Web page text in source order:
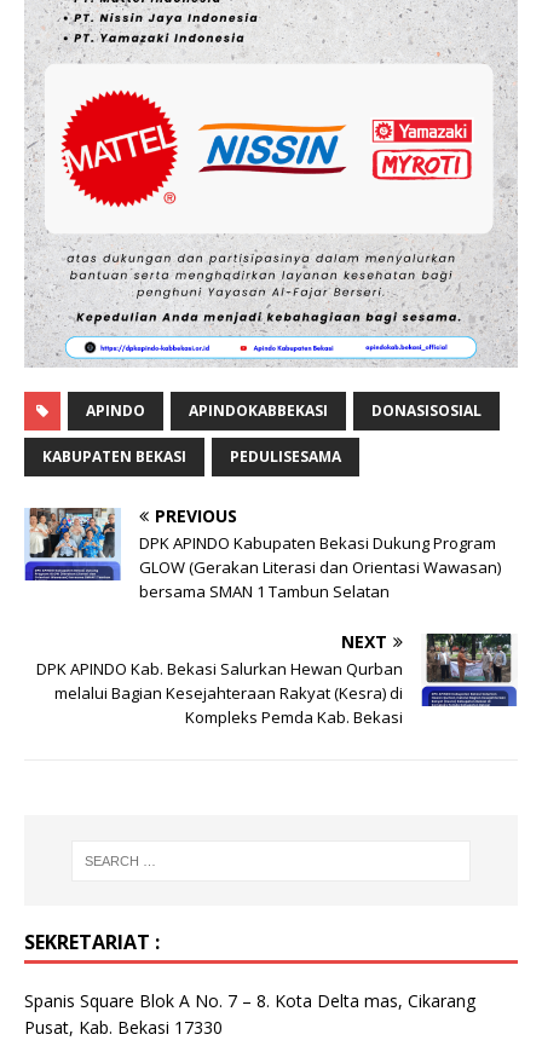
APINDO APINDOKABBEKASI DONASISOSIAL
KABUPATEN BEKASI PEDULISESAMA
PREVIOUS
DPK APINDO Kabupaten Bekasi Dukung Program
GLOW (Gerakan Literasi dan Orientasi Wawasan)
bersama SMAN 1 Tambun Selatan
NEXT
DPK APINDO Kab. Bekasi Salurkan Hewan Qurban
melalui Bagian Kesejahteraan Rakyat (Kesra) di
Kompleks Pemda Kab. Bekasi
SEKRETARIAT :
Spanis Square Blok A No. 7 – 8. Kota Delta mas, Cikarang
Pusat, Kab. Bekasi 17330